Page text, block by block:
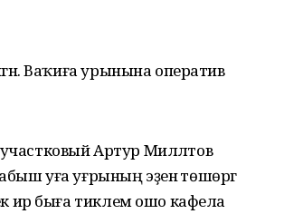
Ваҡиға урынына оператив
Артур Милләтов
уға уғрының эҙенә төшөргә
ир быға тиклем ошо кафела